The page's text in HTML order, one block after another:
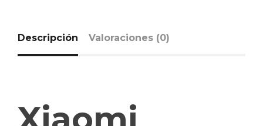
Descripción Valoraciones (0)